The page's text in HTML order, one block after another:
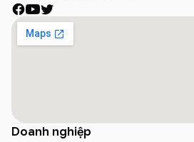
Doanh nghiệp